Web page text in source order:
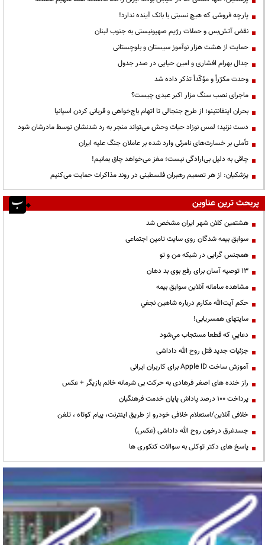
پارچه فروشی که هیچ نسبتی با بانک آینده ندارد!
نقض آتش‌بس و حملات رژیم صهیونیستی به جنوب لبنان
حمایت از هشت هزار نوآموز سیستان و بلوچستانی
جدال بهرام افشاری و امین حیایی در صدر جدول
وحدت مکرّراً و مؤکّداً تذکر داده شد
ماجرای نصب سنگ مزار اکبر عبدی چیست؟
بحران اینفانتینو؛ از طرح جنجالی تا اتهام باج‌خواهی و قربانی کردن اسپانیا
دست نزنید؛ لمس نوزاد حیات وحش می‌تواند منجر به رد شدنشان توسط مادرشان شود
تأملی بر خسارت‌های نامرئی وارد شده بر عاملان جنگ علیه ایران
چاقی به دلیل بی‌ارادگی نیست؛ مغز می‌خواهد چاق بمانیم!
پزشکیان: از هر تصمیم رهبران فلسطینی در روند مذاکرات حمایت می‌کنیم
پربحث ترین عناوین
هشتمین کلان شهر ایران مشخص شد
سوابق بیمه شدگان روی سایت تامین اجتماعی
همجنس گرایی در شبکه من و تو
13 توصیه آسان برای رفع بوی بد دهان
مشاهده سامانه آنلاين سوابق بیمه
حكم آيت‌الله مكارم درباره شاهين نجفي
سایتهای همسریابی!
دعايي كه قطعا مستجاب مي‌شود
جزئیات جدید قتل روح الله داداشی
آموزش ساخت Apple ID برای کاربران ایرانی
راز خنده های اصغر فرهادی به حرکت بی شرمانه خانم بازیگر + عکس
پرداخت ۱۰۰ درصد پاداش پایان خدمت فرهنگیان
خلافی آنلاین/استعلام خلافی خودرو از طریق اینترنت، پیام کوتاه ، تلفن
جسدغرق درخون روح الله داداشی (عکس)
پاسخ های دکتر توکلی به سوالات کنکوری ها